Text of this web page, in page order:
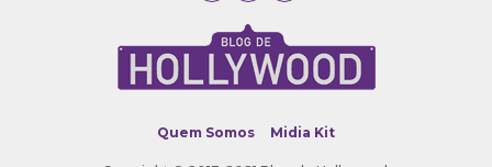
Quem Somos Midia Kit